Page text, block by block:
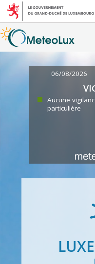
06/08/2026
Aucune
particulière